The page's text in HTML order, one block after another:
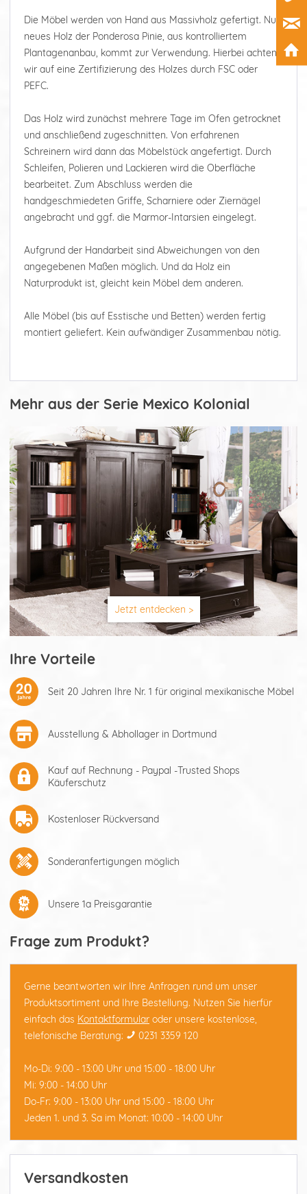
Die Möbel werden von Hand aus Massivholz gefertigt. Nur
neues Holz der Ponderosa Pinie, aus kontrolliertem
Plantagenanbau, kommt zur Verwendung. Hierbei achten
wir auf eine Zertifizierung des Holzes durch FSC oder
PEFC.
Das Holz wird zunächst mehrere Tage im Ofen getrocknet
und anschließend zugeschnitten. Von erfahrenen
Schreinern wird dann das Möbelstück angefertigt. Durch
Schleifen, Polieren und Lackieren wird die Oberfläche
bearbeitet. Zum Abschluss werden die
handgeschmiedeten Griffe, Scharniere oder Ziernägel
angebracht und ggf. die Marmor-Intarsien eingelegt.
Aufgrund der Handarbeit sind Abweichungen von den
angegebenen Maßen möglich. Und da Holz ein
Naturprodukt ist, gleicht kein Möbel dem anderen.
Alle Möbel (bis auf Esstische und Betten) werden fertig
montiert geliefert. Kein aufwändiger Zusammenbau nötig.
Mehr aus der Serie Mexico Kolonial
Jetzt entdecken >
Ihre Vorteile
Seit 20 Jahren Ihre Nr. 1 für original mexikanische Möbel
Ausstellung & Abhollager in Dortmund
Kauf auf Rechnung - Paypal -Trusted Shops
Käuferschutz
Kostenloser Rückversand
Sonderanfertigungen möglich
Unsere 1a Preisgarantie
Frage zum Produkt?
Gerne beantworten wir Ihre Anfragen rund um unser
Produktsortiment und Ihre Bestellung. Nutzen Sie hierfür
einfach das Kontaktformular oder unsere kostenlose,
telefonische Beratung:
0231 3359 120
Mo-Di: 9:00 - 13:00 Uhr und 15:00 - 18:00 Uhr
Mi: 9:00 - 14:00 Uhr
Do-Fr: 9:00 - 13:00 Uhr und 15:00 - 18:00 Uhr
Jeden 1. und 3. Sa im Monat: 10:00 - 14:00 Uhr
Versandkosten